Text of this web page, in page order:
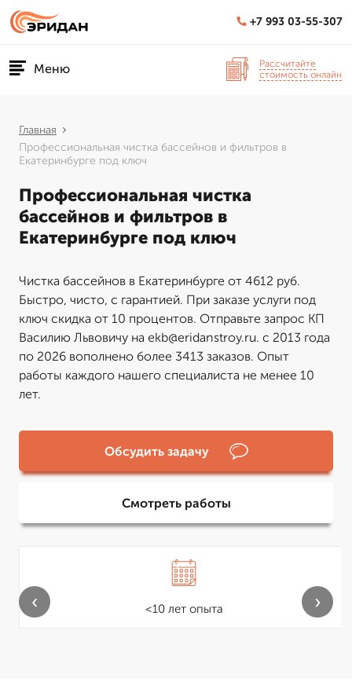
+7 993 03-55-307
Меню
Рассчитайте
стоимость онлайн
Главная
Профессиональная чистка бассейнов и фильтров в
Екатеринбурге под ключ
Профессиональная чистка
бассейнов и фильтров в
Екатеринбурге под ключ
Чистка бассейнов в Екатеринбурге от 4612 руб.
Быстро, чисто, с гарантией. При заказе услуги под
ключ скидка от 10 процентов. Отправьте запрос КП
Василию Львовичу на ekb@eridanstroy.ru. с 2013 года
по 2026 вополнено более 3413 заказов. Опыт
работы каждого нашего специалиста не менее 10
лет.
Обсудить задачу
Смотреть работы
<10 лет опыта
‹ ›